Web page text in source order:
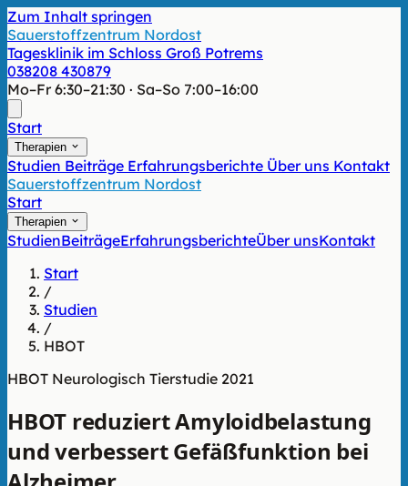
Zum Inhalt springen
Sauerstoffzentrum Nordost
Tagesklinik im Schloss Groß Potrems
038208 430879
Mo–Fr 6:30–21:30 · Sa–So 7:00–16:00
Start
Therapien
Studien Beiträge Erfahrungsberichte Über uns Kontakt
Sauerstoffzentrum Nordost
Start
Therapien
StudienBeiträgeErfahrungsberichteÜber unsKontakt
Start
/
Studien
/
HBOT
HBOT Neurologisch Tierstudie 2021
HBOT reduziert Amyloidbelastung
und verbessert Gefäßfunktion bei